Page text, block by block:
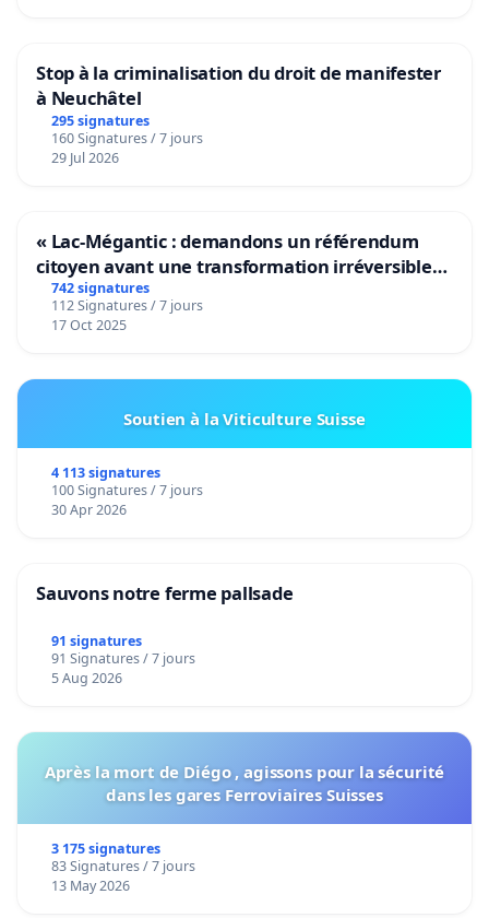
Stop à la criminalisation du droit de manifester
à Neuchâtel
295 signatures
160 Signatures / 7 jours
29 Jul 2026
« Lac-Mégantic : demandons un référendum
citoyen avant une transformation irréversible
de notre territoire »
742 signatures
112 Signatures / 7 jours
17 Oct 2025
Soutien à la Viticulture Suisse
4 113 signatures
100 Signatures / 7 jours
30 Apr 2026
Sauvons notre ferme pallsade
91 signatures
91 Signatures / 7 jours
5 Aug 2026
Après la mort de Diégo , agissons pour la sécurité
dans les gares Ferroviaires Suisses
3 175 signatures
83 Signatures / 7 jours
13 May 2026